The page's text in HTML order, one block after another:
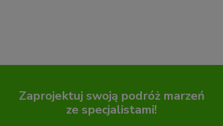
Zaprojektuj swoją podróż marzeń
ze specjalistami!